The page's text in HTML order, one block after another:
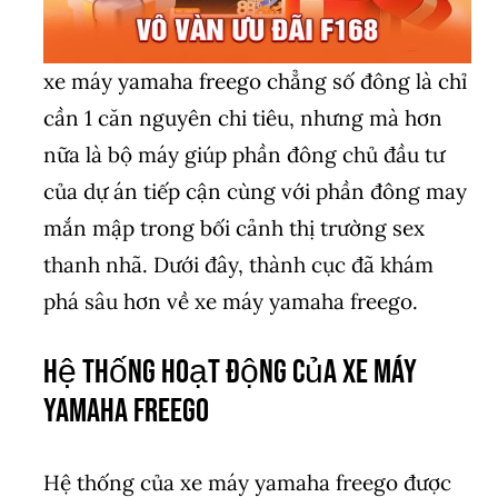
xe máy yamaha freego chẳng số đông là chỉ
cần 1 căn nguyên chi tiêu, nhưng mà hơn
nữa là bộ máy giúp phần đông chủ đầu tư
của dự án tiếp cận cùng với phần đông may
mắn mập trong bối cảnh thị trường sex
thanh nhã. Dưới đây, thành cục đã khám
phá sâu hơn về xe máy yamaha freego.
Hệ Thống Hoạt Động Của xe máy
yamaha freego
Hệ thống của xe máy yamaha freego được